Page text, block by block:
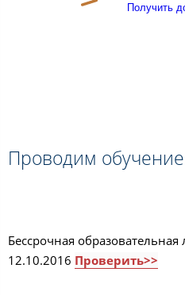
Получить
Проводим
Бессрочная
12.10.2016 Проверить>>